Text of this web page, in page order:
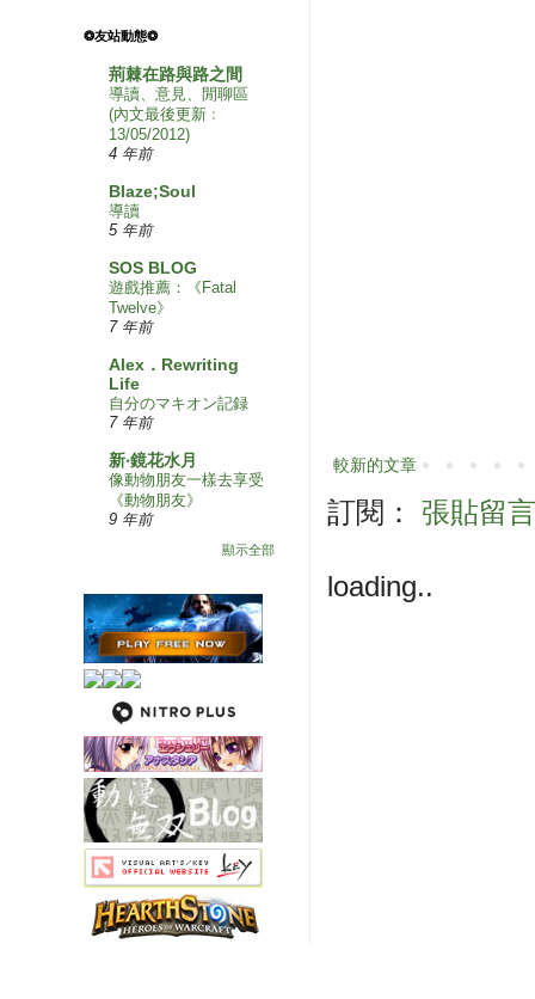
較新的文章
訂閱： 張貼留
loading..
❂友站動態❂
荊棘在路與路之間
導讀、意見、閒聊區
(內文最後更新﹕
13/05/2012)
4 年前
Blaze;Soul
導讀
5 年前
SOS BLOG
遊戲推薦：《Fatal
Twelve》
7 年前
Alex．Rewriting
Life
自分のマキオン記録
7 年前
新‧鏡花水月
像動物朋友一樣去享受
《動物朋友》
9 年前
顯示全部